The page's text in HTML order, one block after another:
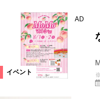
イベント
AD